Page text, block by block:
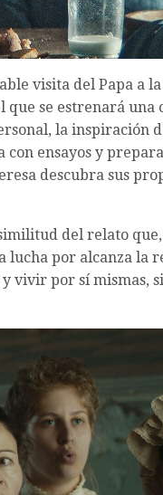
visita del Papa a
se estrenará una
la inspiración
ensayos y
descubra sus
del relato
por alcanza la
vivir por sí mismas,